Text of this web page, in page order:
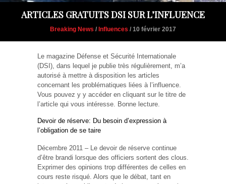
ARTICLES GRATUITS DSI SUR L’INFLUENCE
Breaking News / Influences / 10 février 2017
Le magazine Défense et Sécurité Internationale
(DSI), dans lequel je publie très régulièrement, m’a
autorisé à mettre à disposition les articles
concernant les problématiques liées à l’influence.
Vous pouvez y y accéder en cliquant sur le titre de
l’article qui vous intéresse. Bonne lecture.
Devoir de réserve: Du besoin d’expression à
l’obligation de se taire
Décembre 2011 – Le devoir de réserve continue
d’être brandi lorsque des officiers sortent des clous.
Exprimer des opinions trop différentes de celles en
cours reste risqué. Alors que le débat, tant en